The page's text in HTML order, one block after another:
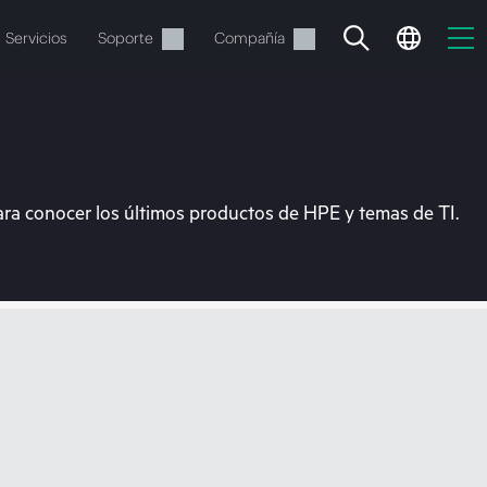
Servicios Soporte Compañía
conocer los últimos productos de HPE y temas de TI.